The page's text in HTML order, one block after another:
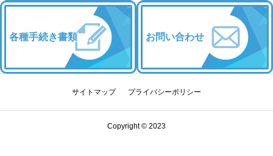
各種手続き書類 お問い合わせ
サイトマップ プライバシーポリシー
Copyright © 2023